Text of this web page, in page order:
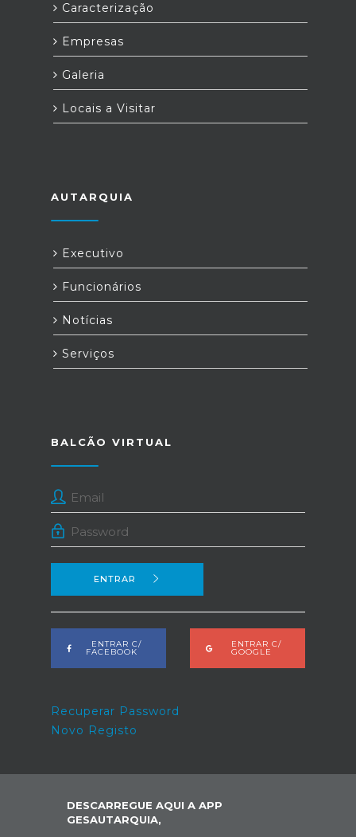
Caracterização
Empresas
Galeria
Locais a Visitar
AUTARQUIA
Executivo
Funcionários
Notícias
Serviços
BALCÃO VIRTUAL
ENTRAR
ENTRAR C/
FACEBOOK
ENTRAR C/
GOOGLE
Recuperar Password
Novo Registo
DESCARREGUE AQUI A APP
GESAUTARQUIA,